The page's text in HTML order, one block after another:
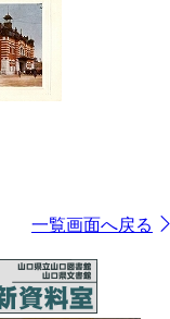
一覧画面へ戻る